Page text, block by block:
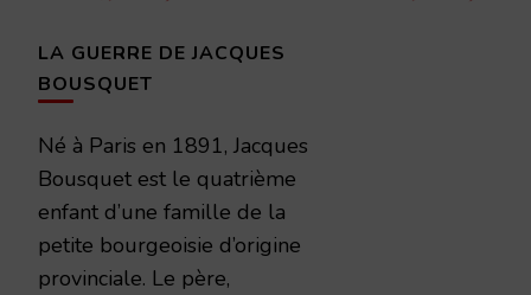
LA GUERRE DE JACQUES
BOUSQUET
Né à Paris en 1891, Jacques
Bousquet est le quatrième
enfant d’une famille de la
petite bourgeoisie d’origine
provinciale. Le père,